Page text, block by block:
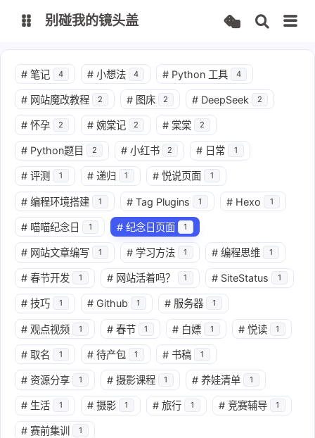
文档
FPManager CodeMark
IPMapper TurtleBrowser
思否 CSDN
知乎 掘金
别碰我的镜头盖
# 笔记 4 # 小想法 4 # Python 工具 4
# 网站魔改教程 2 # 图床 2 # DeepSeek 2
# 怀孕 2 # 婉棠记 2 # 棠棠 2
# Python题目 2 # 小红书 2 # 日常 1
# 评测 1 # 递归 1 # 悦说页面 1
# 编程环境搭建 1 # Tag Plugins 1 # Hexo 1
# 喵喵纪念日 1 # 纪念日页面 1
# 网站文章编写 1 # 学习方法 1 # 编程思维 1
# 春节开发 1 # 网站活着吗？ 1 # SiteStatus 1
# 技巧 1 # Github 1 # 服务器 1
# 观点视频 1 # 春节 1 # 白嫖 1 # 悦读 1
# 取名 1 # 待产包 1 # 书稿 1
# 资源分享 1 # 摄影课程 1 # 养娃清单 1
# 生活 1 # 摄影 1 # 旅行 1 # 竞赛辅导 1
# 赛前集训 1